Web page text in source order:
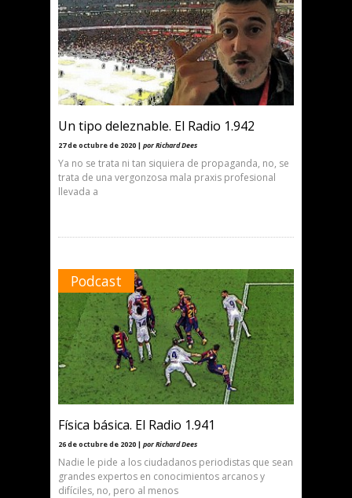
Un tipo deleznable. El Radio 1.942
27 de octubre de 2020 | por Richard Dees
Ya no se trata ni tan siquiera de propaganda, no, se
trata de una vergonzosa mala praxis profesional
llevada a
Podcast
Física básica. El Radio 1.941
26 de octubre de 2020 | por Richard Dees
Nadie le pide a los ciudadanos periodistas que sean
grandes expertos en conocimientos arcanos y
difíciles, no, pero al menos